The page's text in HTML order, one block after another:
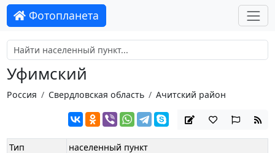
Фотопланета
Уфимский
Россия Свердловская область Ачитский район
Тип
населенный пункт